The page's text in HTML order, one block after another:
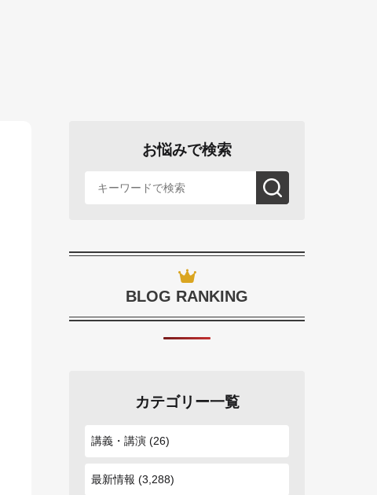
お悩みで検索
BLOG RANKING
カテゴリー一覧
講義・講演 (26)
最新情報 (3,288)